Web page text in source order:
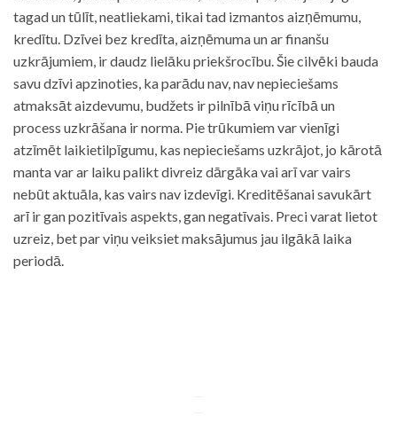
tagad un tūlīt, neatliekami, tikai tad izmantos aizņēmumu,
kredītu. Dzīvei bez kredīta, aizņēmuma un ar finanšu
uzkrājumiem, ir daudz lielāku priekšrocību. Šie cilvēki bauda
savu dzīvi apzinoties, ka parādu nav, nav nepieciešams
atmaksāt aizdevumu, budžets ir pilnībā viņu rīcībā un
process uzkrāšana ir norma. Pie trūkumiem var vienīgi
atzīmēt laikietilpīgumu, kas nepieciešams uzkrājot, jo kārotā
manta var ar laiku palikt divreiz dārgāka vai arī var vairs
nebūt aktuāla, kas vairs nav izdevīgi. Kreditēšanai savukārt
arī ir gan pozitīvais aspekts, gan negatīvais. Preci varat lietot
uzreiz, bet par viņu veiksiet maksājumus jau ilgākā laika
periodā.